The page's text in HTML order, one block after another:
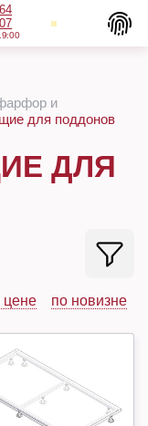
и
для поддонов
ДЛЯ
цене по новизне